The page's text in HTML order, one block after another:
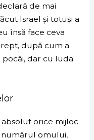
de mai
Israel și totuși a
însă face ceva
după cum a
pocăi, dar cu Iuda
orice mijloc
numărul omului,